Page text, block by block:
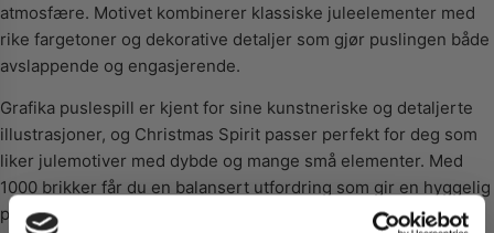
atmosfære. Motivet kombinerer klassiske juleelementer med
rike fargetoner og dekorative detaljer som gjør puslingen både
avslappende og engasjerende.
Grafika puslespill er kjent for sine kunstneriske og detaljerte
illustrasjoner, og Christmas Spirit passer perfekt for deg som
liker julemotiver med dybde og mange små elementer. Med
1000 brikker får du en balansert utfordring som gir en hyggelig
pusleopplevelse gjennom hele adventstiden.